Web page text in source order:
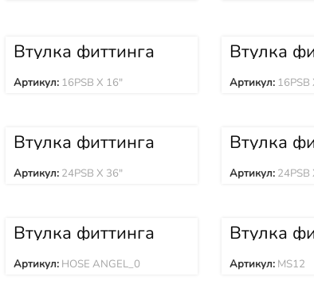
Втулка фиттинга
16PSB X 16″
Артикул: 16PSB X 16"
Втулка
16PSB X
Артикул: 16PSB
Втулка фиттинга
24PSB X 36″
Артикул: 24PSB X 36"
Втулка
24PSB X
Артикул: 24PSB
Втулка фиттинга
HOSE ANGEL_0
Артикул: HOSE ANGEL_0
Втулка
MS12
Артикул: MS12